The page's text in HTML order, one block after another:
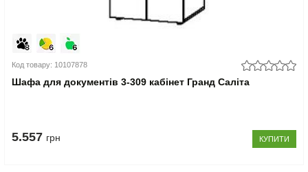
Код товару: 10107878
Шафа для документів 3-309 кабінет Гранд Саліта
5.557 грн КУПИТИ